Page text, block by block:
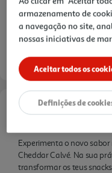
Informações de
Experimenta o novo
Cheddar Calvé. Na sua
transformar os teus
armazenamento de
a navegação no site,
nossas iniciativas de
Aceitar todos os
Definições de